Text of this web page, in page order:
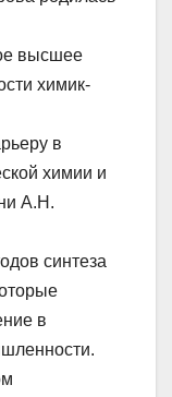
высшее
химик-
в
химии и
А.Н.
синтеза
в